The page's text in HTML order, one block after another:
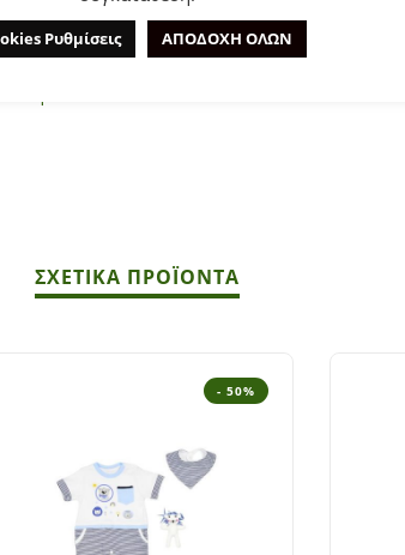
από 6-18 Μηνών Mayoral Newborn.
ΣΧΕΤΙΚΆ ΠΡΟΪΌΝΤΑ
- 50%
Ρυθμίσεις ΑΠΟΔΟΧΗ ΟΛΩΝ